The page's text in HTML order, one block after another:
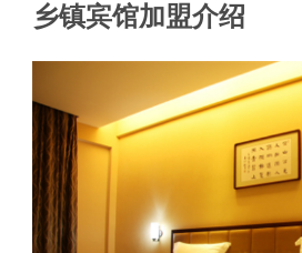
乡镇宾馆加盟介绍